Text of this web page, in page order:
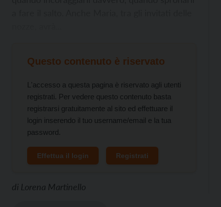
Questo contenuto è riservato
L'accesso a questa pagina è riservato agli utenti
registrati. Per vedere questo contenuto basta
registrarsi gratuitamente al sito ed effettuare il
login inserendo il tuo username/email e la tua
password.
Effettua il login Registrati
di Lorena Martinello